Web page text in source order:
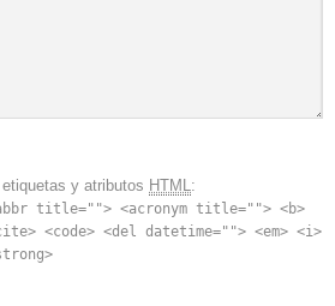
y atributos HTML:
title=""> <acronym title=""> <b>
<code> <del datetime=""> <em> <i>